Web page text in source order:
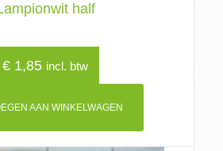
half
€ 1,85 incl. btw
AAN WINKELWAGEN